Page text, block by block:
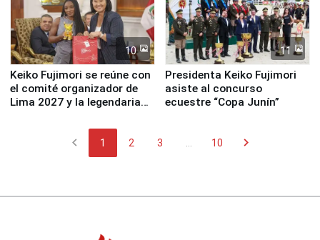
10
Keiko Fujimori se reúne con
el comité organizador de
Lima 2027 y la legendaria
11
Presidenta Keiko Fujimori
asiste al concurso
ecuestre “Copa Junín”
chevron_left 1 2 3 10 chevron_right